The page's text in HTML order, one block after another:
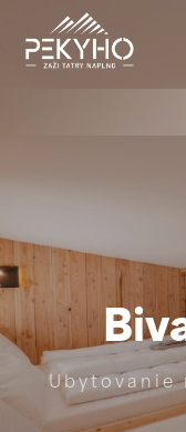
Ubytovanie